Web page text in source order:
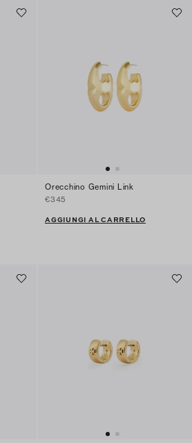
Orecchino Gemini Link
€345
AGGIUNGI AL CARRELLO